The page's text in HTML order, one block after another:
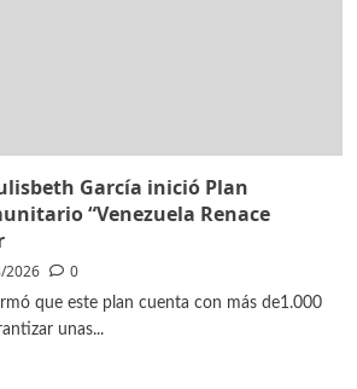
García inició Plan
“Venezuela Renace
2026 0
que este plan cuenta con más de1.000
unas...